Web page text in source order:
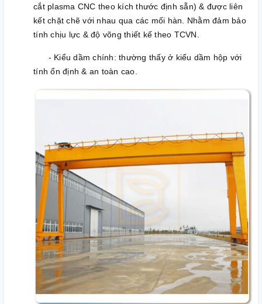
cắt plasma CNC theo kích thước định sẵn) & được liên
kết chặt chẽ với nhau qua các mối hàn. Nhằm đảm bảo
tính chịu lực & độ võng thiết kế theo TCVN.
- Kiểu dầm chính: thường thấy ở kiểu dầm hộp với
tính ổn định & an toàn cao.